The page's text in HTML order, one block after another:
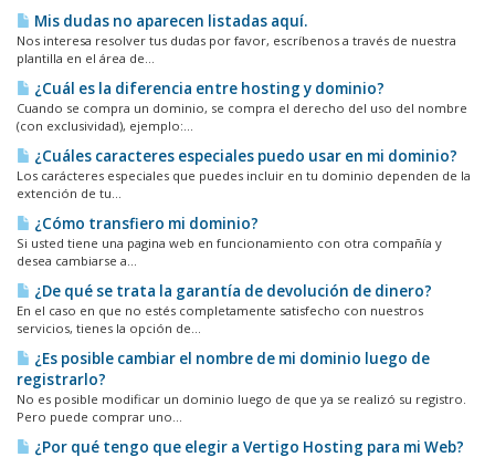
Mis dudas no aparecen listadas aquí.
Nos interesa resolver tus dudas por favor, escríbenos a través de nuestra
plantilla en el área de...
¿Cuál es la diferencia entre hosting y dominio?
Cuando se compra un dominio, se compra el derecho del uso del nombre
(con exclusividad), ejemplo:...
¿Cuáles caracteres especiales puedo usar en mi dominio?
Los carácteres especiales que puedes incluir en tu dominio dependen de la
extención de tu...
¿Cómo transfiero mi dominio?
Si usted tiene una pagina web en funcionamiento con otra compañía y
desea cambiarse a...
¿De qué se trata la garantía de devolución de dinero?
En el caso en que no estés completamente satisfecho con nuestros
servicios, tienes la opción de...
¿Es posible cambiar el nombre de mi dominio luego de
registrarlo?
No es posible modificar un dominio luego de que ya se realizó su registro.
Pero puede comprar uno...
¿Por qué tengo que elegir a Vertigo Hosting para mi Web?